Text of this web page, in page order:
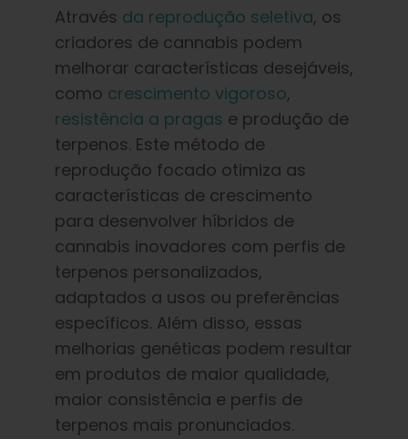
Através da reprodução seletiva, os
criadores de cannabis podem
melhorar características desejáveis,
como crescimento vigoroso,
resistência a pragas e produção de
terpenos. Este método de
reprodução focado otimiza as
características de crescimento
para desenvolver híbridos de
cannabis inovadores com perfis de
terpenos personalizados,
adaptados a usos ou preferências
específicos. Além disso, essas
melhorias genéticas podem resultar
em produtos de maior qualidade,
maior consistência e perfis de
terpenos mais pronunciados.